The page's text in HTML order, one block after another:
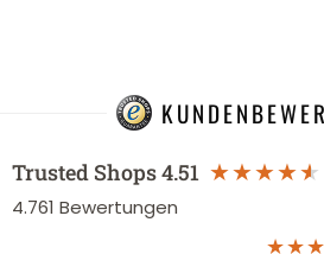
Trusted Shops4.51
4.761 Bewertungen